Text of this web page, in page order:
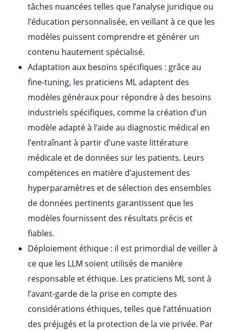
tâches nuancées telles que l’analyse juridique ou
l’éducation personnalisée, en veillant à ce que les
modèles puissent comprendre et générer un
contenu hautement spécialisé.
Adaptation aux besoins spécifiques : grâce au
fine-tuning, les praticiens ML adaptent des
modèles généraux pour répondre à des besoins
industriels spécifiques, comme la création d’un
modèle adapté à l’aide au diagnostic médical en
l’entraînant à partir d’une vaste littérature
médicale et de données sur les patients. Leurs
compétences en matière d’ajustement des
hyperparamètres et de sélection des ensembles
de données pertinents garantissent que les
modèles fournissent des résultats précis et
fiables.
Déploiement éthique : il est primordial de veiller à
ce que les LLM soient utilisés de manière
responsable et éthique. Les praticiens ML sont à
l’avant-garde de la prise en compte des
considérations éthiques, telles que l’atténuation
des préjugés et la protection de la vie privée. Par